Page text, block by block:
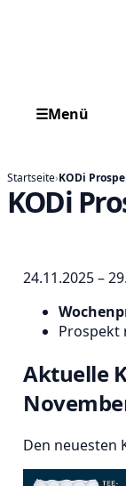
☰Menü
Startseite›KODi
KODi
24.11.2025 –
Prospekt
Aktuelle
Den neuesten